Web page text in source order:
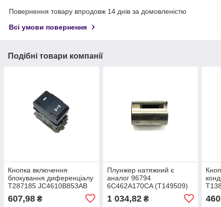
Повернення товару впродовж 14 днів за домовленістю
Всі умови повернення
Подібні товари компанії
Кнопка включення
блокування диференціалу
T287185 JC4610B853AB
607,98 ₴
Плунжер натяжний є
аналог 96794
6C462A170CA (T149509)
1 034,82₴